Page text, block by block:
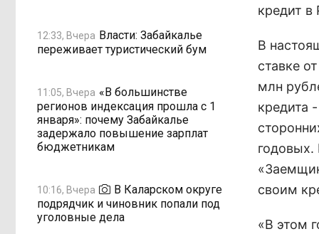
12:33, Вчера Власти: Забайкалье
переживает туристический бум
11:05, Вчера «В большинстве
регионов индексация прошла с 1
января»: почему Забайкалье
задержало повышение зарплат
бюджетникам
10:16, Вчера
В Каларском округе
подрядчик и чиновник попали под
уголовные дела
кредит
В
ставке
млн
кредита
своим
«В этом